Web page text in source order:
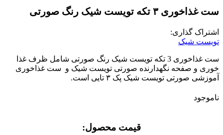
ست غذاخوری ۳ تکه تویست‌ شیک رنگ صورتی
اشتراک گذاری:
تویست شیک
ست غذاخوری 3 تکه تویست‌ شیک رنگ صورتی شامل ظرف غذا
خوری و صفحه نگهدارنده صورتی تویست شیک و ست غذاخوری
آموزشی صورتی تویست شیک پک ۳ تایی است.
ناموجود
قیمت محصول:​